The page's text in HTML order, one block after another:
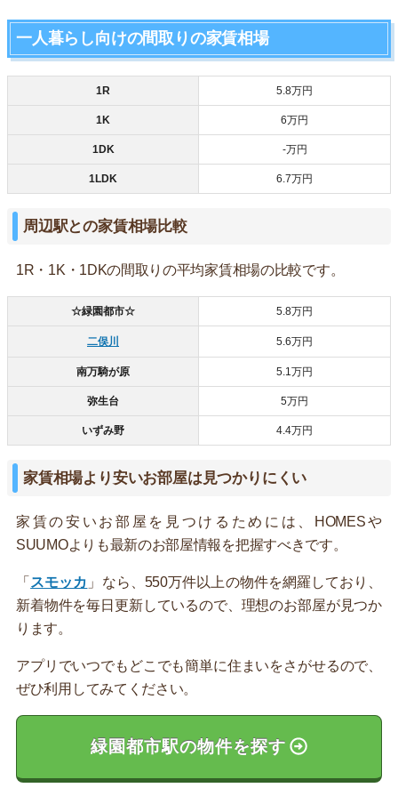
一人暮らし向けの間取りの家賃相場
1R 5.8万円
1K 6万円
1DK -万円
1LDK 6.7万円
周辺駅との家賃相場比較
1R・1K・1DKの間取りの平均家賃相場の比較です。
☆緑園都市☆ 5.8万円
二俣川 5.6万円
南万騎が原 5.1万円
弥生台 5万円
いずみ野 4.4万円
家賃相場より安いお部屋は見つかりにくい
家賃の安いお部屋を見つけるためには、HOMESや
SUUMOよりも最新のお部屋情報を把握すべきです。
「 スモッカ 」なら、550万件以上の物件を網羅しており、
新着物件を毎日更新しているので、理想のお部屋が見つか
ります。
アプリでいつでもどこでも簡単に住まいをさがせるので、
ぜひ利用してみてください。
緑園都市駅の物件を探す